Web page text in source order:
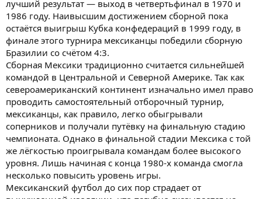
лучший результат — выход в четвертьфинал в 1970 и
1986 году. Наивысшим достижением сборной пока
остаётся выигрыш Кубка конфедераций в 1999 году, в
финале этого турнира мексиканцы победили сборную
Бразилии со счётом 4:3.
Сборная Мексики традиционно считается сильнейшей
командой в Центральной и Северной Америке. Так как
североамериканский континент изначально имел право
проводить самостоятельный отборочный турнир,
мексиканцы, как правило, легко обыгрывали
соперников и получали путёвку на финальную стадию
чемпионата. Однако в финальной стадии Мексика с той
же лёгкостью проигрывала командам более высокого
уровня. Лишь начиная с конца 1980-х команда смогла
несколько повысить уровень игры.
Мексиканский футбол до сих пор страдает от